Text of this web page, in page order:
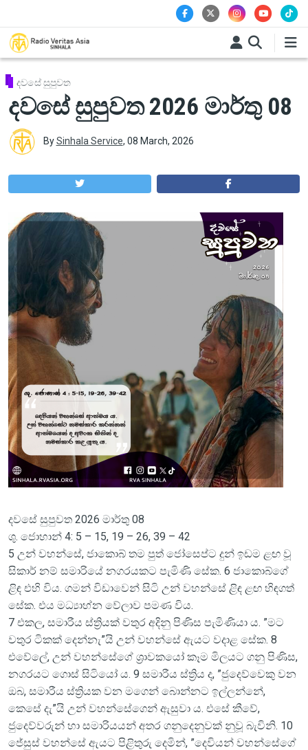
දවසේ සුපුවත
දවසේ සුපුවත 2026 මාර්තු 08
BySinhala Service, 08 March, 2026
දවසේ සුපුවත 2026 මාර්තු 08
ශු. ජොහාන් 4: 5 – 15, 19 – 26, 39 – 42
5 උන් වහන්සේ, ජාකොබ් තම පුත් ජෝසෙප්ට දුන් ඉඩම ළඟ වූ
සිකාර් නම් සමාරියේ නගරයකට පැමිණි සේක. 6 ජාකොබ්ගේ
ළිඳ එහි විය. ගමන් විඩාවෙන් සිටි උන් වහන්සේ ළිඳ ළඟ හිඳගත්
සේක. එය මධ්‍යාහ්න වේලාව පමණ විය.
7 එකල, සමාරීය ස්ත්‍රියක් වතුර අදිනු පිණිස පැමිණියා ය. ”මට
වතුර ටිකක් දෙන්නැ”යි උන් වහන්සේ ඇයට වදාළ සේක. 8
එවේලේ, උන් වහන්සේගේ ශ්‍රාවකයෝ කෑම මිලයට ගනු පිණිස,
නගරයට ගොස් සිටියෝ ය. 9 සමාරීය ස්ත්‍රිය ද, ”ජුදෙව්වෙකු වන
ඔබ, සමාරීය ස්ත්‍රියක වන මගෙන් බොන්නට ඉල්ලන්නේ,
කෙසේ දැ”යි උන් වහන්සේගෙන් ඇසුවා ය. එසේ කීවේ,
ජුදෙව්වරුන් හා සමාරියයන් අතර ගනුදෙනුවක් නුවූ බැවිනි. 10
ජේසුස් වහන්සේ ඇයට පිළිතුරු දෙමින්, ”දෙවියන් වහන්සේගේ